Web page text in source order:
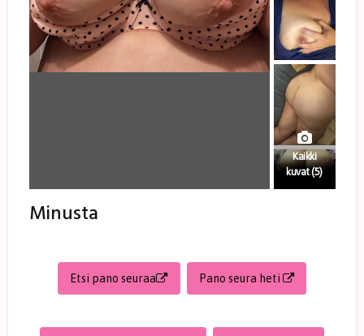
Kaikki
kuvat (5)
Minusta
Etsi pano seuraa Pano seura heti